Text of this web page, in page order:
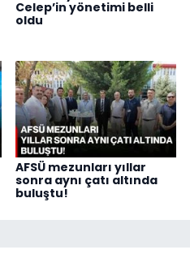
Celep’in yönetimi belli
oldu
AFSÜ mezunları yıllar
sonra aynı çatı altında
buluştu!